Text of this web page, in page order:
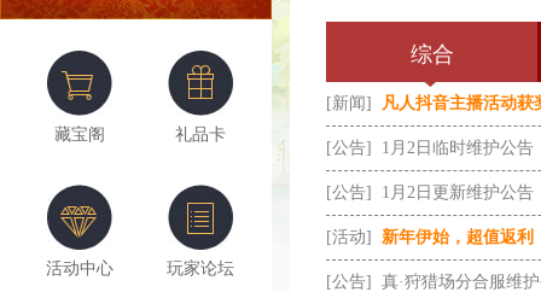
藏宝阁 礼品卡
活动中心 玩家论坛
综合
[新闻] 凡人抖音主播活动获
[公告] 1月2日临时维护公告
[公告] 1月2日更新维护公告
[活动] 新年伊始，超值返利
[公告] 真·狩猎场分合服维